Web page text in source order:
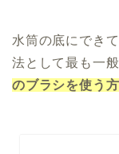
水筒の底にでき
法として最も一
のブラシを使う